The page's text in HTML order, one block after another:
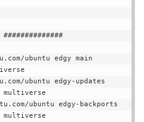
ubuntu edgy main
ubuntu edgy-updates
ubuntu edgy-backports